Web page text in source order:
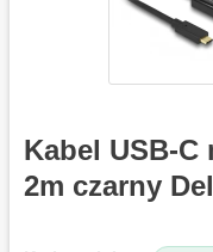
Kabel USB-C
2m czarny